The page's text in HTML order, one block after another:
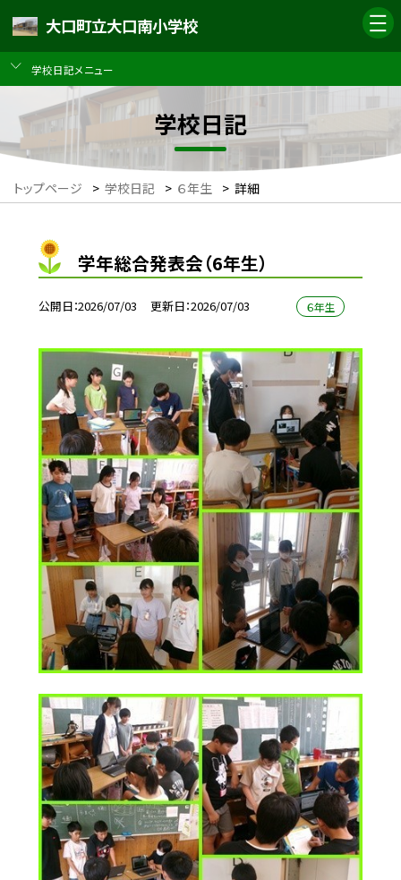
大口町立大口南小学校
学校日記メニュー
学校日記
トップページ > 学校日記 > ６年生 > 詳細
学年総合発表会（6年生）
公開日 2026/07/03 更新日 2026/07/03 ６年生